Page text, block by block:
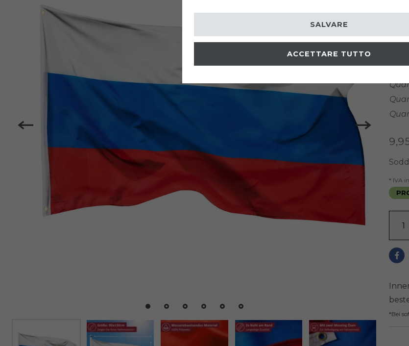
* IVA
*Bei
ACCETTARE TUTTO
SALVARE